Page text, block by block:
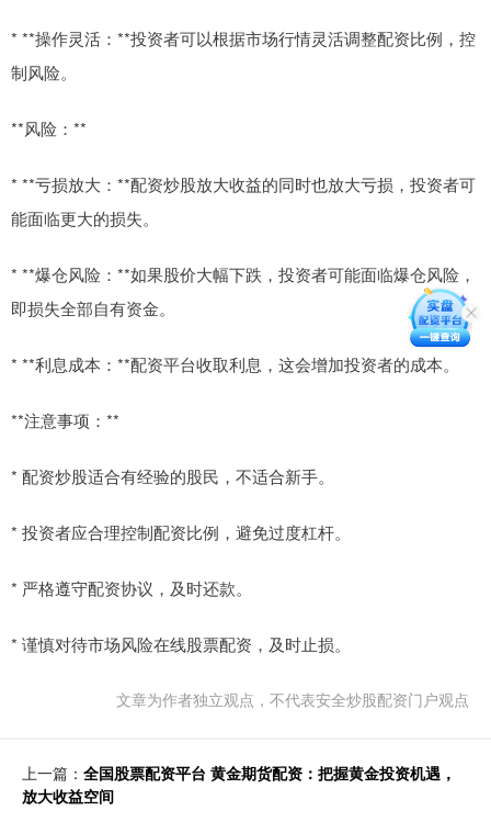
* **操作灵活：**投资者可以根据市场行情灵活调整配资比例，控
制风险。
**风险：**
* **亏损放大：**配资炒股放大收益的同时也放大亏损，投资者可
能面临更大的损失。
* **爆仓风险：**如果股价大幅下跌，投资者可能面临爆仓风险，
即损失全部自有资金。
* **利息成本：**配资平台收取利息，这会增加投资者的成本。
**注意事项：**
* 配资炒股适合有经验的股民，不适合新手。
* 投资者应合理控制配资比例，避免过度杠杆。
* 严格遵守配资协议，及时还款。
* 谨慎对待市场风险在线股票配资，及时止损。
文章为作者独立观点，不代表安全炒股配资门户观点
上一篇： 全国股票配资平台 黄金期货配资：把握黄金投资机遇，
放大收益空间